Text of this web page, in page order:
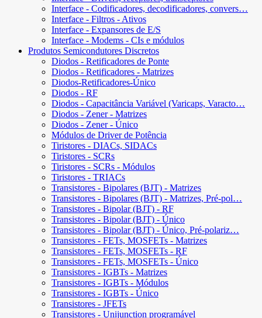
Interface - Codificadores, decodificadores, convers…
Interface - Filtros - Ativos
Interface - Expansores de E/S
Interface - Modems - CIs e módulos
Produtos Semicondutores Discretos
Diodos - Retificadores de Ponte
Diodos - Retificadores - Matrizes
Diodos-Retificadores-Único
Diodos - RF
Diodos - Capacitância Variável (Varicaps, Varacto…
Diodos - Zener - Matrizes
Diodos - Zener - Único
Módulos de Driver de Potência
Tiristores - DIACs, SIDACs
Tiristores - SCRs
Tiristores - SCRs - Módulos
Tiristores - TRIACs
Transistores - Bipolares (BJT) - Matrizes
Transistores - Bipolares (BJT) - Matrizes, Pré-pol…
Transistores - Bipolar (BJT) - RF
Transistores - Bipolar (BJT) - Único
Transistores - Bipolar (BJT) - Único, Pré-polariz…
Transistores - FETs, MOSFETs - Matrizes
Transistores - FETs, MOSFETs - RF
Transistores - FETs, MOSFETs - Único
Transistores - IGBTs - Matrizes
Transistores - IGBTs - Módulos
Transistores - IGBTs - Único
Transistores - JFETs
Transistores - Unijunction programável